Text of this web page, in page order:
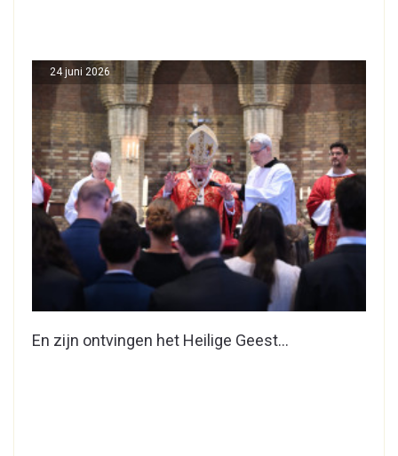
En zijn ontvingen het Heilige Geest…
24 juni 2026